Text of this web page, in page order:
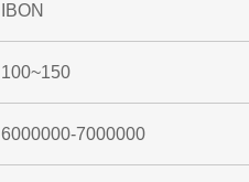
IBON
100~150
6000000-7000000